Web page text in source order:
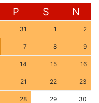
P S N
31 1 2
7 8 9
14 15 16
21 22 23
28 29 30